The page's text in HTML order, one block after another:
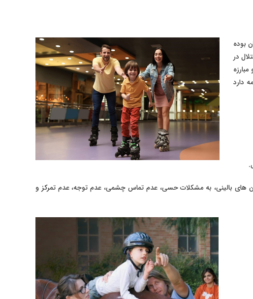
بوده
در
دارد
های بالینی، به مشکلات حسی، عدم تماس چشمی، عدم توجه، عدم تمرکز و